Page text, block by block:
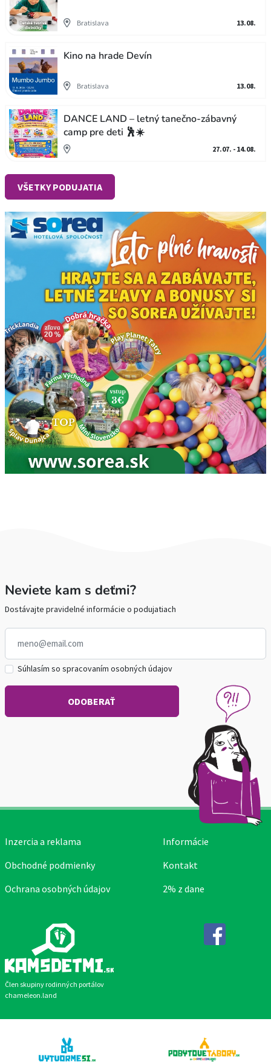
Bratislava 13.08.
Kino na hrade Devín
Bratislava 13.08.
DANCE LAND – letný tanečno-zábavný
camp pre deti 🕺☀️
27.07. - 14.08.
VŠETKY PODUJATIA
Neviete kam s deťmi?
Dostávajte pravidelné informácie o podujatiach
Súhlasím so spracovaním osobných údajov
Člen skupiny rodinných portálov
chameleon.land
Inzercia a reklama
Obchodné podmienky
Ochrana osobných údajov
Informácie
Kontakt
2% z dane